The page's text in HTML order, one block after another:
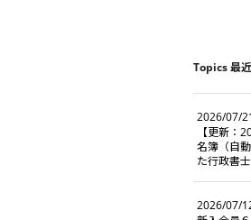
Topics 最
2026/07/
【更新：
名簿（自
た行政書
2026/07/